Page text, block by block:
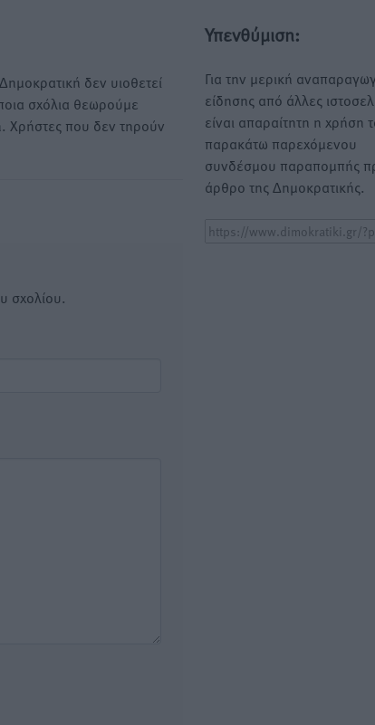
δεν υιοθετεί
σχόλια θεωρούμε
Χρήστες που δεν τηρούν
σχολίου.
Υπενθύμιση:
Για την μερική
είδησης από άλλες
είναι απαραίτητη η χρήση
παρακάτω παρεχόμενου
συνδέσμου παραπομπής
άρθρο της Δημοκρατικής.